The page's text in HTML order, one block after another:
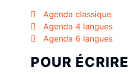
Agenda classique
Agenda 4 langues
Agenda 6 langues
POUR ÉCRIRE